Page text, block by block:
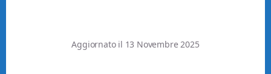
Aggiornato il 13 Novembre 2025